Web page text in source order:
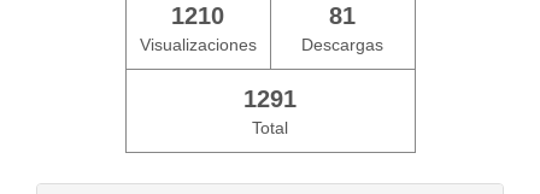
1210
Visualizaciones
81
Descargas
1291
Total